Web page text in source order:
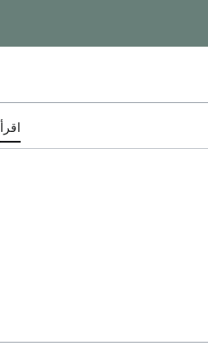
اقرأ